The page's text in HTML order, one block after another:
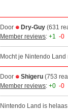
Door Dry-Guy (631
Member reviews: +1 -0
Mocht je Nintendo
Door Shigeru (753
Member reviews: +0 -0
Nintendo Land is